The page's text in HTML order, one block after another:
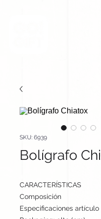
SKU: 6939
Bolígrafo
CARACTERÍSTICAS
Composición
Especificaciones artículo